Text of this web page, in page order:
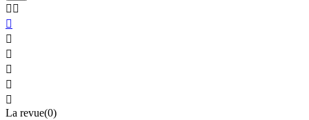
 






La revue(0)